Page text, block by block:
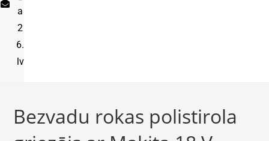
a
2
6.
lv
Bezvadu rokas polistirola